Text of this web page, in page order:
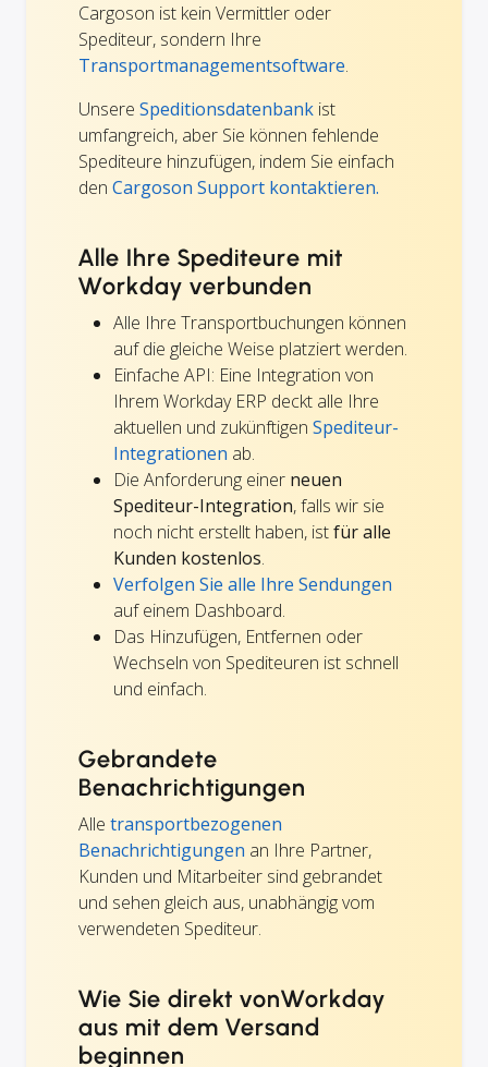
Cargoson ist kein Vermittler oder
Spediteur, sondern Ihre
Transportmanagementsoftware.
Unsere Speditionsdatenbank ist
umfangreich, aber Sie können fehlende
Spediteure hinzufügen, indem Sie einfach
den Cargoson Support kontaktieren.
Alle Ihre Spediteure mit
Workday verbunden
Alle Ihre Transportbuchungen können
auf die gleiche Weise platziert werden.
Einfache API: Eine Integration von
Ihrem Workday ERP deckt alle Ihre
aktuellen und zukünftigen Spediteur-
Integrationen ab.
Die Anforderung einer neuen
Spediteur-Integration, falls wir sie
noch nicht erstellt haben, istfür alle
Kunden kostenlos.
Verfolgen Sie alle Ihre Sendungen
auf einem Dashboard.
Das Hinzufügen, Entfernen oder
Wechseln von Spediteuren ist schnell
und einfach.
Gebrandete
Benachrichtigungen
Alle transportbezogenen
Benachrichtigungen an Ihre Partner,
Kunden und Mitarbeiter sind gebrandet
und sehen gleich aus, unabhängig vom
verwendeten Spediteur.
Wie Sie direkt vonWorkday
aus mit dem Versand
beginnen